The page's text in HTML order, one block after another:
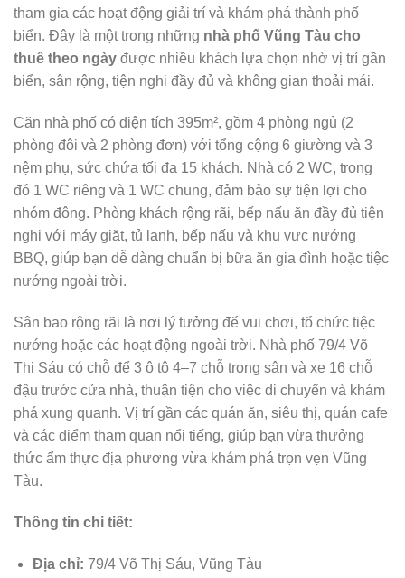
tham gia các hoạt động giải trí và khám phá thành phố
biển. Đây là một trong những nhà phố Vũng Tàu cho
thuê theo ngày được nhiều khách lựa chọn nhờ vị trí gần
biển, sân rộng, tiện nghi đầy đủ và không gian thoải mái.
Căn nhà phố có diện tích 395m², gồm 4 phòng ngủ (2
phòng đôi và 2 phòng đơn) với tổng cộng 6 giường và 3
nệm phụ, sức chứa tối đa 15 khách. Nhà có 2 WC, trong
đó 1 WC riêng và 1 WC chung, đảm bảo sự tiện lợi cho
nhóm đông. Phòng khách rộng rãi, bếp nấu ăn đầy đủ tiện
nghi với máy giặt, tủ lạnh, bếp nấu và khu vực nướng
BBQ, giúp bạn dễ dàng chuẩn bị bữa ăn gia đình hoặc tiệc
nướng ngoài trời.
Sân bao rộng rãi là nơi lý tưởng để vui chơi, tổ chức tiệc
nướng hoặc các hoạt động ngoài trời. Nhà phố 79/4 Võ
Thị Sáu có chỗ để 3 ô tô 4–7 chỗ trong sân và xe 16 chỗ
đậu trước cửa nhà, thuận tiện cho việc di chuyển và khám
phá xung quanh. Vị trí gần các quán ăn, siêu thị, quán cafe
và các điểm tham quan nổi tiếng, giúp bạn vừa thưởng
thức ẩm thực địa phương vừa khám phá trọn vẹn Vũng
Tàu.
Thông tin chi tiết:
Địa chỉ: 79/4 Võ Thị Sáu, Vũng Tàu